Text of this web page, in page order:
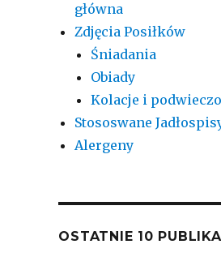
główna
Zdjęcia Posiłków
Śniadania
Obiady
Kolacje i
Stososwane
Alergeny
OSTATNIE 10